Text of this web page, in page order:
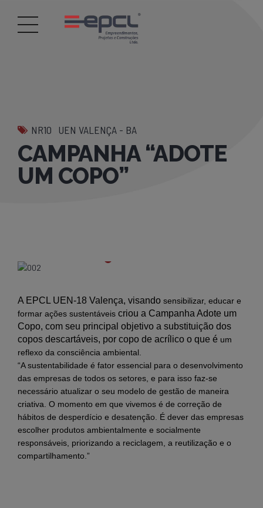
NR10 UEN VALENÇA - BA
CAMPANHA “ADOTE
UM COPO”
A EPCL UEN-18 Valença, visando sensibilizar, educar e
formar ações sustentáveis criou a Campanha Adote um
Copo, com seu principal objetivo a substituição dos
copos descartáveis, por copo de acrílico o que é um
reflexo da consciência ambiental.
“A sustentabilidade é fator essencial para o desenvolvimento
das empresas de todos os setores, e para isso faz-se
necessário atualizar o seu modelo de gestão de maneira
criativa. O momento em que vivemos é de correção de
hábitos de desperdício e desatenção. É dever das empresas
escolher produtos ambientalmente e socialmente
responsáveis, priorizando a reciclagem, a reutilização e o
compartilhamento.”